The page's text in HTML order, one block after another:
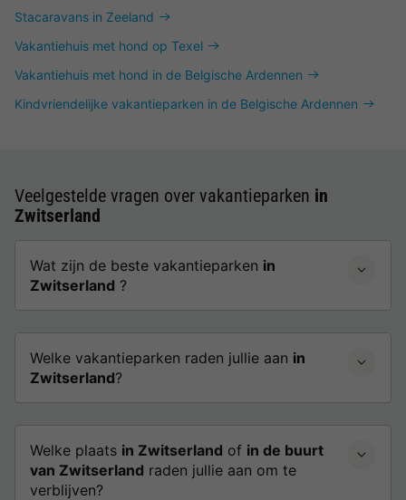
Stacaravans in Zeeland
Vakantiehuis met hond op Texel
Vakantiehuis met hond in de Belgische Ardennen
Kindvriendelijke vakantieparken in de Belgische Ardennen
Veelgestelde vragen over vakantieparken in
Zwitserland
Wat zijn de beste vakantieparken in
Zwitserland ?
Welke vakantieparken raden jullie aan in
Zwitserland?
Welke plaats in Zwitserland of in de buurt
van Zwitserland raden jullie aan om te
verblijven?